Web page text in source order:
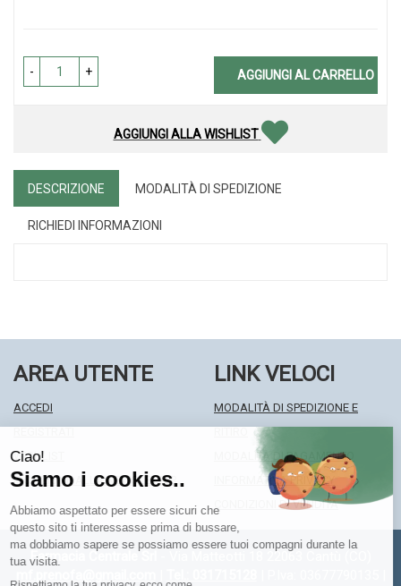
- + AGGIUNGI AL CARRELLO
AGGIUNGI ALLA WISHLIST
DESCRIZIONE MODALITÀ DI SPEDIZIONE
RICHIEDI INFORMAZIONI
AREA UTENTE
ACCEDI
WISHLIST
ISCRIZIONE ALLA NEWSLETTER
LINK VELOCI
MODALITÀ DI SPEDIZIONE E
MODALITÀ DI PAGAMENTO
INFORMATIVA PRIVACY
CONDIZIONI DI VENDITA
Farmacia Centrale Srl